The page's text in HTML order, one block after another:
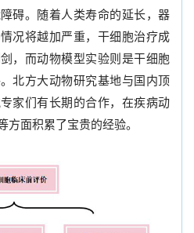
碍。随着人类寿命的延长，器
况将越加严重，干细胞治疗成
，而动物模型实验则是干细胞
北方大动物研究基地与国内顶
家们有长期的合作，在疾病动
方面积累了宝贵的经验。